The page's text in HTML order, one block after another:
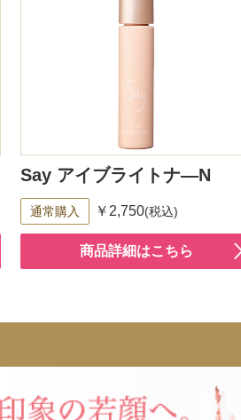
Say アイブライトナ―N
通常購入 ￥2,750(税込)
商品詳細はこちら